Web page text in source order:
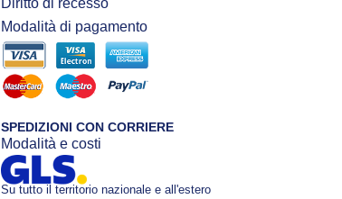
Diritto di recesso
Modalità di pagamento
SPEDIZIONI CON CORRIERE
Modalità e costi
Su tutto il territorio nazionale e all'estero